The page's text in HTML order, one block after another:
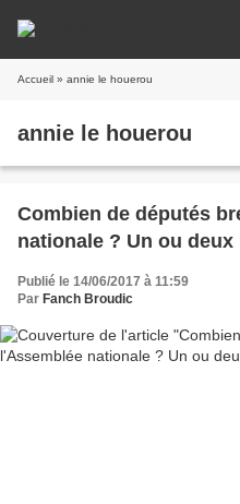
Accueil » annie le houerou
annie le houerou
Combien de députés
nationale ? Un ou deux
Publié le 14/06/2017 à 11:59
Par Fanch Broudic